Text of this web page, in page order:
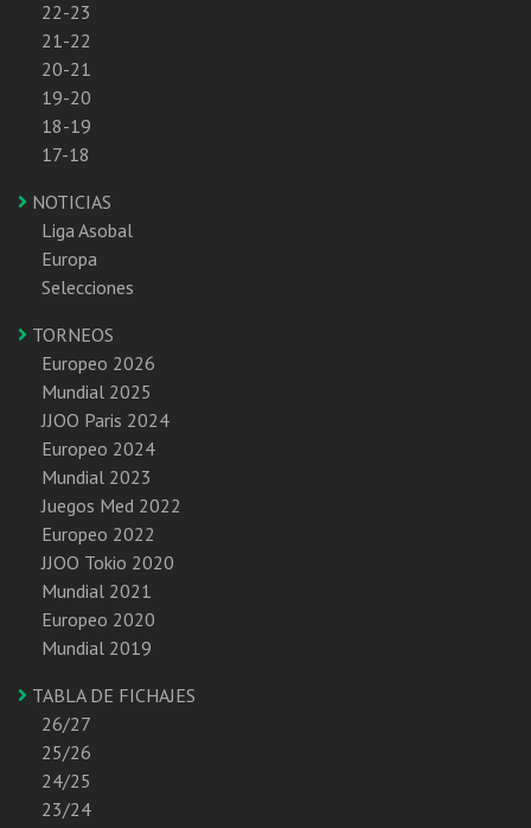
22-23
21-22
20-21
19-20
18-19
17-18
NOTICIAS
Liga Asobal
Europa
Selecciones
TORNEOS
Europeo 2026
Mundial 2025
JJOO Paris 2024
Europeo 2024
Mundial 2023
Juegos Med 2022
Europeo 2022
JJOO Tokio 2020
Mundial 2021
Europeo 2020
Mundial 2019
TABLA DE FICHAJES
26/27
25/26
24/25
23/24